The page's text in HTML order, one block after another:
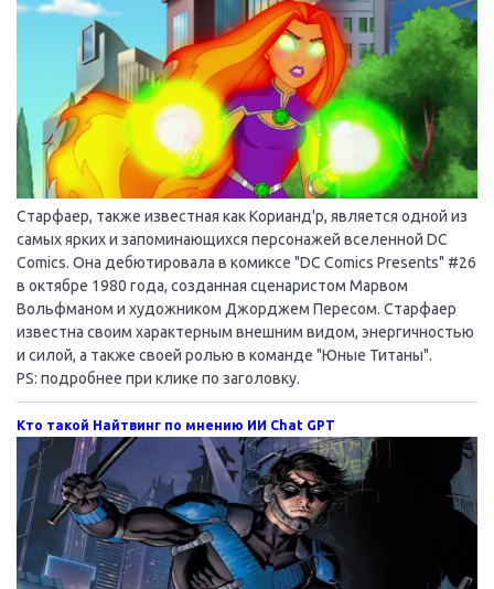
Старфаер, также известная как Корианд'р, является одной из
самых ярких и запоминающихся персонажей вселенной DC
Comics. Она дебютировала в комиксе "DC Comics Presents" #26
в октябре 1980 года, созданная сценаристом Марвом
Вольфманом и художником Джорджем Пересом. Старфаер
известна своим характерным внешним видом, энергичностью
и силой, а также своей ролью в команде "Юные Титаны".
PS: подробнее при клике по заголовку.
Кто такой Найтвинг по мнению ИИ Chat GPT